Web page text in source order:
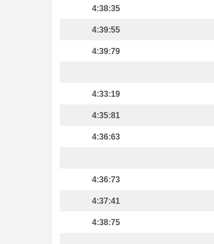
4:38:35
4:39:55
4:39:79
4:33:19
4:35:81
4:36:63
4:36:73
4:37:41
4:38:75